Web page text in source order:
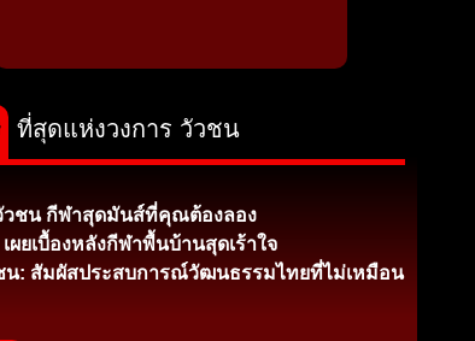
ที่สุดแห่งวงการ วัวชน
วชน กีฬาสุดมันส์ที่คุณต้องลอง
ผยเบื้องหลังกีฬาพื้นบ้านสุดเร้าใจ
น: สัมผัสประสบการณ์วัฒนธรรมไทยที่ไม่เหมือน